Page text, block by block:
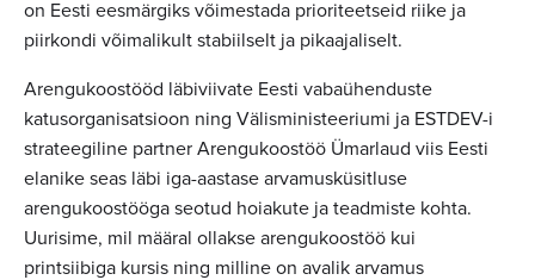
on Eesti eesmärgiks võimestada prioriteetseid riike ja
piirkondi võimalikult stabiilselt ja pikaajaliselt.
Arengukoostööd läbiviivate Eesti vabaühenduste
katusorganisatsioon ning Välisministeeriumi ja ESTDEV-i
strateegiline partner Arengukoostöö Ümarlaud viis Eesti
elanike seas läbi iga-aastase arvamusküsitluse
arengukoostööga seotud hoiakute ja teadmiste kohta.
Uurisime, mil määral ollakse arengukoostöö kui
printsiibiga kursis ning milline on avalik arvamus